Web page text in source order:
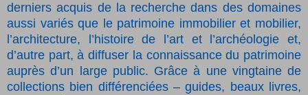
derniers acquis de la recherche dans des domaines
aussi variés que le patrimoine immobilier et mobilier,
l’architecture, l’histoire de l’art et l’archéologie et,
d’autre part, à diffuser la connaissance du patrimoine
auprès d’un large public. Grâce à une vingtaine de
collections bien différenciées – guides, beaux livres,